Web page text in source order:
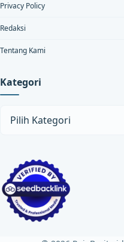
Privacy Policy
Redaksi
Tentang Kami
Kategori